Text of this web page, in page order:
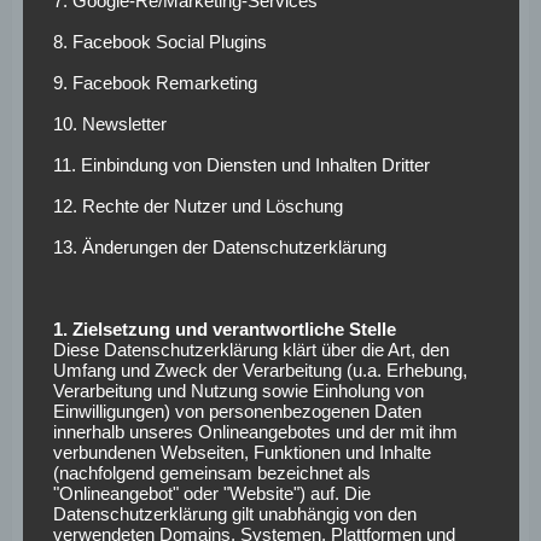
gesund bleiben und wir unsere kurzen Regenerationszeiten
optimal nutzen. Denn der Rahmenterminkalender ist
optimal drauf vorbereitet sein“, erklärte Neuhaus.
Erfolgreiche Saison
hat Priorität
„Ich möchte bei Borussia gerne den nächsten Schritt
machen und auf dem Rasen möglichst noch mehr Einfluss
auf unser Spiel nehmen.“ Zunächst gehe es aber erst einmal
darum, „dass wir mit der Borussia eine erfolgreiche Saison
spielen und sowohl in der Champions League als auch im
DFB-Pokal weit kommen“, so Neuhaus.
Weitere News und Transfergerüchte rund um den
8. Facebook Social Plugins
9. Facebook Remarketing
10. Newsletter
11. Einbindung von Diensten und Inhalten Dritter
12. Rechte der Nutzer und Löschung
13. Änderungen der Datenschutzerklärung
1. Zielsetzung und verantwortliche Stelle
Diese Datenschutzerklärung klärt über die Art, den
Umfang und Zweck der Verarbeitung (u.a. Erhebung,
Verarbeitung und Nutzung sowie Einholung von
Einwilligungen) von personenbezogenen Daten
innerhalb unseres Onlineangebotes und der mit ihm
verbundenen Webseiten, Funktionen und Inhalte
(nachfolgend gemeinsam bezeichnet als
"Onlineangebot" oder "Website") auf. Die
Datenschutzerklärung gilt unabhängig von den
verwendeten Domains, Systemen, Plattformen und